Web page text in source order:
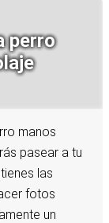
perro
manos
pasear a tu
las
fotos
un